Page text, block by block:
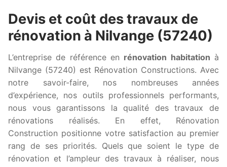
Devis et coût des travaux de
rénovation à Nilvange (57240)
L’entreprise de référence en rénovation habitation à
Nilvange (57240) est Rénovation Constructions. Avec
notre savoir-faire, nos nombreuses années
d’expérience, nos outils professionnels performants,
nous vous garantissons la qualité des travaux de
rénovations réalisés. En effet, Rénovation
Construction positionne votre satisfaction au premier
rang de ses priorités. Quels que soient le type de
rénovation et l’ampleur des travaux à réaliser, nous